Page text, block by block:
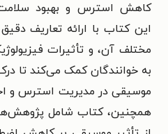
کاهش استرس و بهبود سلامت
این کتاب با ارائه تعاریف
مختلف آن، و تأثیرات
به خوانندگان کمک می‌کند تا
موسیقی در مدیریت استرس و
همچنین، کتاب شامل